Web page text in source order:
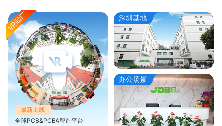
最新上线
全球PCB&PCBA智造平台
深圳基地
办公场景